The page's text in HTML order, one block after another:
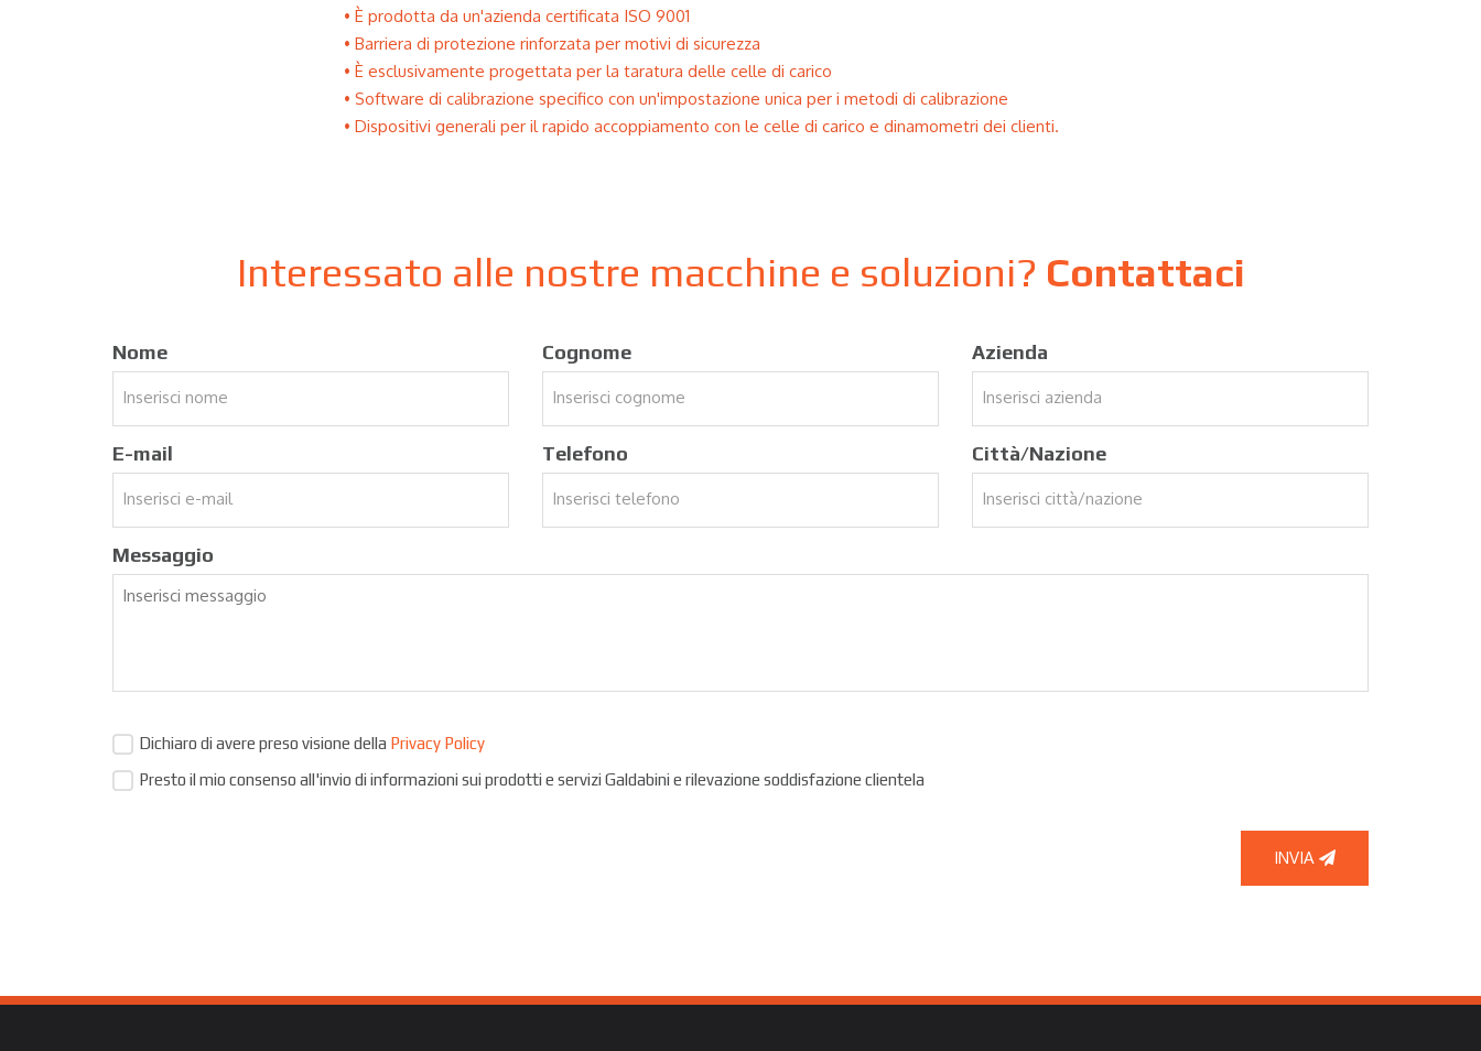
È prodotta da un'azienda certificata ISO 9001
Barriera di protezione rinforzata per motivi di sicurezza
È esclusivamente progettata per la taratura delle celle di carico
Software di calibrazione specifico con un'impostazione unica per i metodi di calibrazione
Dispositivi generali per il rapido accoppiamento con le celle di carico e dinamometri dei clienti.
Interessato alle nostre macchine e soluzioni? Contattaci
Nome Cognome Azienda
E-mail Telefono Città/Nazione
Messaggio
Dichiaro di avere preso visione della Privacy Policy
Presto il mio consenso all'invio di informazioni sui prodotti e servizi Galdabini e rilevazione soddisfazione clientela
INVIA